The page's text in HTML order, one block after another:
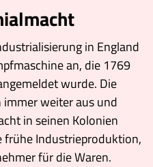
in England
an, die 1769
wurde. Die
immer weiter aus und
in seinen Kolonien
Industrieproduktion,
für die Waren.